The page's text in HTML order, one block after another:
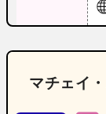
マチェイ